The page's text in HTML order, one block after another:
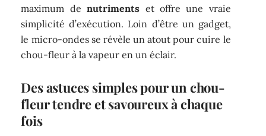
maximum denutriments et offre une vraie
simplicité d’exécution. Loin d’être un gadget,
le micro-ondes se révèle un atout pour cuire le
chou-fleur à la vapeur en un éclair.
Des astuces simples pour un chou-
fleur tendre et savoureux à chaque
fois